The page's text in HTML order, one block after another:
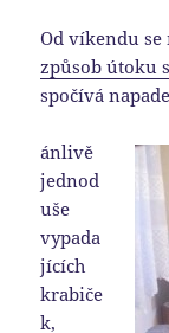
Od víkendu
způsob útoku
spočívá
ánlivě
jednod
uše
vypada
jících
krabiče
k,